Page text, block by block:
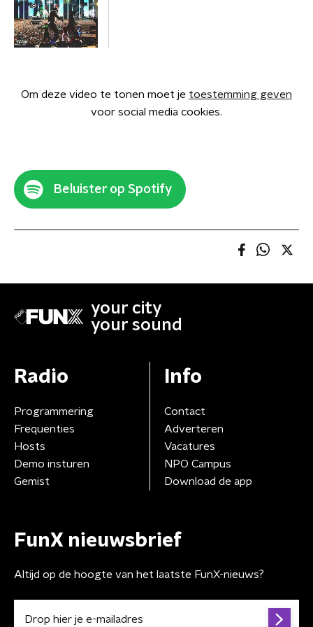
Om deze video te tonen moet je toestemming geven
voor social media cookies.
Beluister op Spotify
your city
your sound
Radio
Programmering
Frequenties
Hosts
Demo insturen
Gemist
Info
Contact
Adverteren
Vacatures
NPO Campus
Download de app
FunX nieuwsbrief
Altijd op de hoogte van het laatste FunX-nieuws?